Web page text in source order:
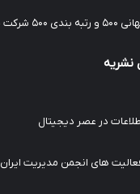
برتر جهان
نشریه
در عصر دیجیتال
های انجمن مدیریت ایران